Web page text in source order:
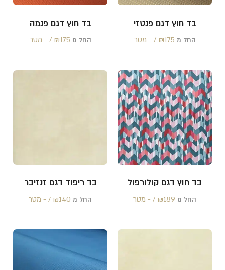
בד חוץ דגם פנטזי
החל מ ₪175 /‏‏‎ ‎- מטר
בד חוץ דגם פנמה
החל מ ₪175 /‏‏‎ ‎- מטר
בד חוץ דגם קולורפול
החל מ ₪189 /‏‏‎ ‎- מטר
בד ריפוד דגם זנזיבר
החל מ ₪140 /‏‏‎ ‎- מטר